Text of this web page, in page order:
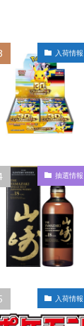
入荷情報
抽選情報
入荷情報